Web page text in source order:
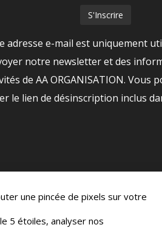
une pincée de pixels sur votre
5 étoiles, analyser nos
adresse e-mail est uniquement
notre newsletter et des
de AA ORGANISATION. Vous
le lien de désinscription inclus